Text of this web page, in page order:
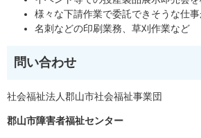
様々な下請作業で委託できそうな仕事
名刺などの印刷業務、草刈作業など
問い合わせ
社会福祉法人郡山市社会福祉事業団
郡山市障害者福祉センター